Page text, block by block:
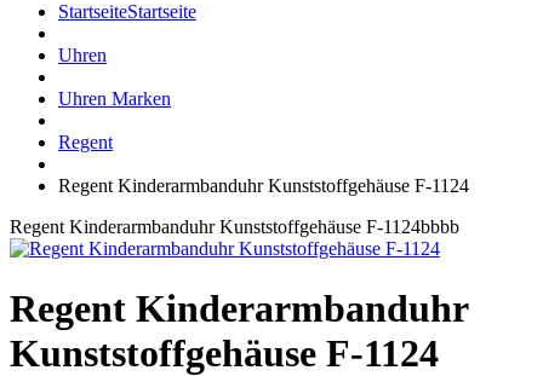
StartseiteStartseite
Uhren
Uhren Marken
Regent
Regent Kinderarmbanduhr Kunststoffgehäuse F-1124
Regent Kinderarmbanduhr Kunststoffgehäuse F-1124bbbb
Regent Kinderarmbanduhr
Kunststoffgehäuse F-1124